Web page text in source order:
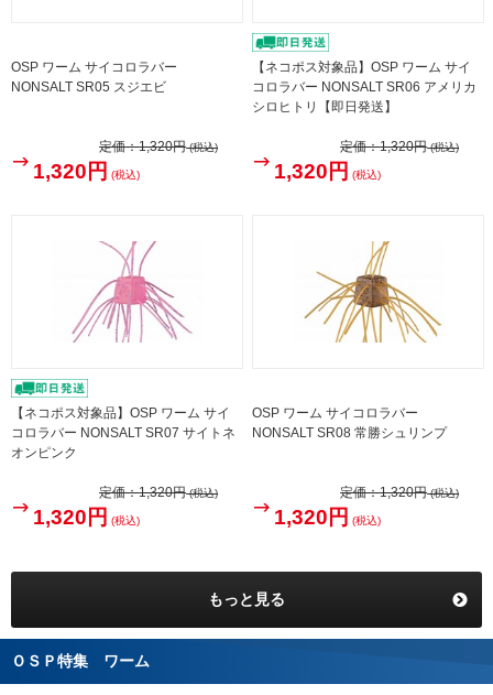
OSP ワーム サイコロラバー
NONSALT SR05 スジエビ
定価：1,320円(税込)
1,320円 (税込)
【ネコポス対象品】OSP ワーム サイ
コロラバー NONSALT SR06 アメリカ
シロヒトリ【即日発送】
定価：1,320円(税込)
1,320円 (税込)
【ネコポス対象品】OSP ワーム サイ
コロラバー NONSALT SR07 サイトネ
オンピンク
定価：1,320円(税込)
1,320円 (税込)
OSP ワーム サイコロラバー
NONSALT SR08 常勝シュリンプ
定価：1,320円(税込)
1,320円 (税込)
もっと見る
ＯＳＰ特集 ワーム